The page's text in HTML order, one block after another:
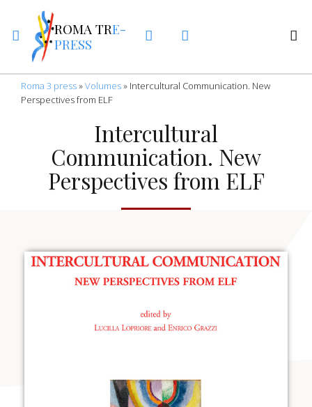
ROMA TRE-
PRESS
Roma 3 press»Volumes» Intercultural Communication. New
Perspectives from ELF
Intercultural
Communication. New
Perspectives from ELF